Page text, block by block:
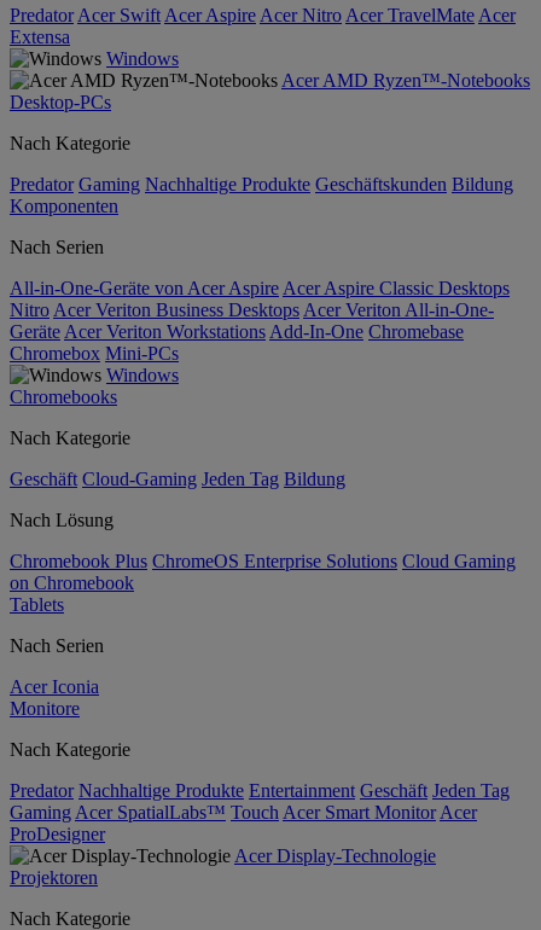
Predator Acer Swift Acer Aspire Acer Nitro Acer TravelMate Acer
Extensa
Windows
Acer AMD Ryzen™-Notebooks
Desktop-PCs
Nach Kategorie
Predator Gaming Nachhaltige Produkte Geschäftskunden Bildung
Komponenten
Nach Serien
All-in-One-Geräte von Acer Aspire Acer Aspire Classic Desktops
Nitro Acer Veriton Business Desktops Acer Veriton All-in-One-
Geräte Acer Veriton Workstations Add-In-One Chromebase
Chromebox Mini-PCs
Windows
Chromebooks
Nach Kategorie
Geschäft Cloud-Gaming Jeden Tag Bildung
Nach Lösung
Chromebook Plus ChromeOS Enterprise Solutions Cloud Gaming
on Chromebook
Tablets
Nach Serien
Acer Iconia
Monitore
Nach Kategorie
Predator Nachhaltige Produkte Entertainment Geschäft Jeden Tag
Gaming Acer SpatialLabs™ Touch Acer Smart Monitor Acer
ProDesigner
Acer Display-Technologie
Projektoren
Nach Kategorie